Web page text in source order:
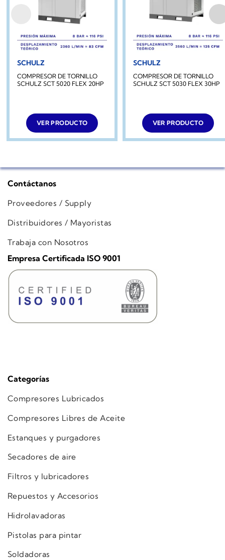
SCHULZ
COMPRESOR DE TORNILLO
SCHULZ SCT 5020 FLEX 20HP
VER PRODUCTO
SCHULZ
COMPRESOR DE TORNILLO
SCHULZ SCT 5030 FLEX 30HP
VER PRODUCTO
Categorías
Compresores Lubricados
Compresores Libres de Aceite
Estanques y purgadores
Secadores de aire
Filtros y lubricadores
Repuestos y Accesorios
Hidrolavadoras
Pistolas para pintar
Soldadoras
Contáctanos
Proveedores / Supply
Distribuidores / Mayoristas
Trabaja con Nosotros
Empresa Certificada ISO 9001